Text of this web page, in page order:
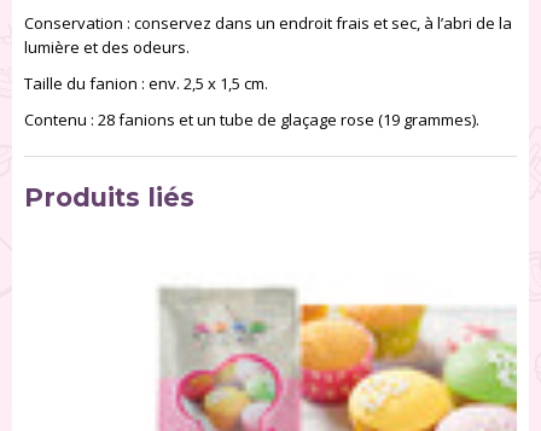
Conservation : conservez dans un endroit frais et sec, à l’abri de la
lumière et des odeurs.
Taille du fanion : env. 2,5 x 1,5 cm.
Contenu : 28 fanions et un tube de glaçage rose (19 grammes).
Produits liés